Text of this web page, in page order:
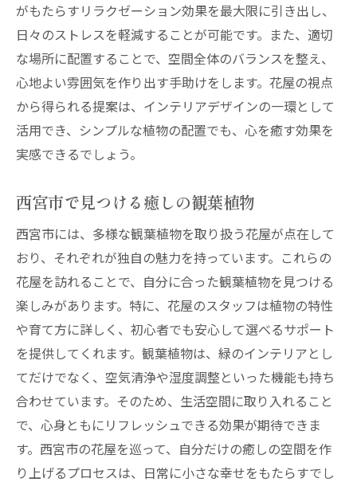
がもたらすリラクゼーション効果を最大限に引き出し、
日々のストレスを軽減することが可能です。また、適切
な場所に配置することで、空間全体のバランスを整え、
心地よい雰囲気を作り出す手助けをします。花屋の視点
から得られる提案は、インテリアデザインの一環として
活用でき、シンプルな植物の配置でも、心を癒す効果を
実感できるでしょう。
西宮市で見つける癒しの観葉植物
西宮市には、多様な観葉植物を取り扱う花屋が点在して
おり、それぞれが独自の魅力を持っています。これらの
花屋を訪れることで、自分に合った観葉植物を見つける
楽しみがあります。特に、花屋のスタッフは植物の特性
や育て方に詳しく、初心者でも安心して選べるサポート
を提供してくれます。観葉植物は、緑のインテリアとし
てだけでなく、空気清浄や湿度調整といった機能も持ち
合わせています。そのため、生活空間に取り入れること
で、心身ともにリフレッシュできる効果が期待できま
す。西宮市の花屋を巡って、自分だけの癒しの空間を作
り上げるプロセスは、日常に小さな幸せをもたらすでし